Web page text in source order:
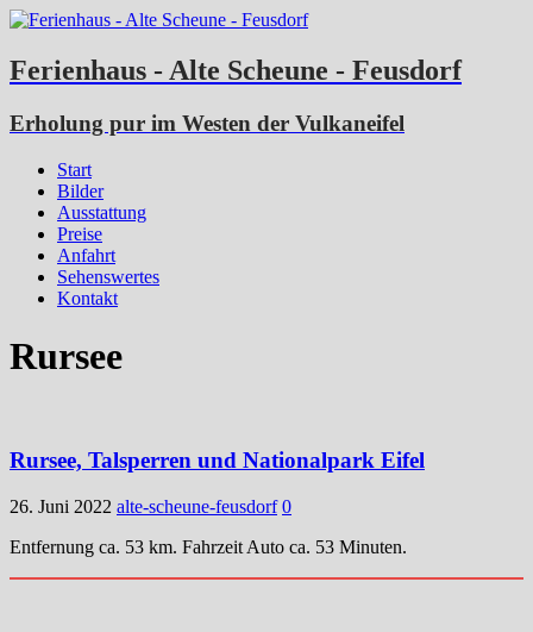
Ferienhaus - Alte Scheune - Feusdorf
Erholung pur im Westen der Vulkaneifel
Start
Bilder
Ausstattung
Preise
Anfahrt
Sehenswertes
Kontakt
Rursee
Rursee, Talsperren und Nationalpark Eifel
26. Juni 2022 alte-scheune-feusdorf 0
Entfernung ca. 53 km. Fahrzeit Auto ca. 53 Minuten.